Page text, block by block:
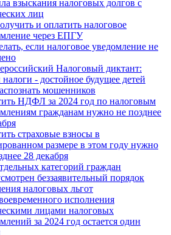
взыскания налоговых долгов с
лиц
и оплатить налоговое
через ЕПГУ
если налоговое уведомление не
Налоговый диктант:
- достойное будущее детей
мошенников
НДФЛ за 2024 год по налоговым
гражданам нужно не позднее
страховые взносы в
размере в этом году нужно
28 декабря
категорий граждан
беззаявительный порядок
налоговых льгот
исполнения
лицами налоговых
за 2024 год остается один